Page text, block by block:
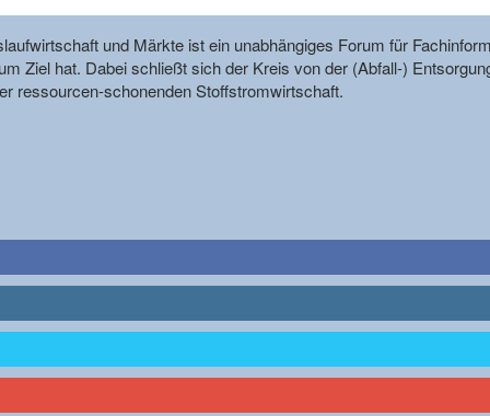
und Märkte ist ein unabhängiges Forum für
Ziel hat. Dabei schließt sich der Kreis von der (Abfall-)
ressourcen-schonenden Stoffstromwirtschaft.